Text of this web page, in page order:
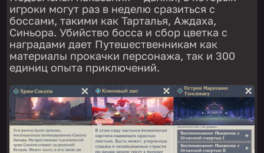
игроки могут раз в неделю сразиться с
боссами, такими как Тарталья, Аждаха,
Синьора. Убийство босса и сбор цветка с
наградами дает Путешественникам как
материалы прокачки персонажа, так и 300
единиц опыта приключений.